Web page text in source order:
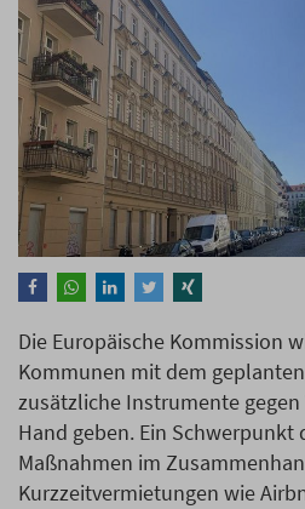
Die Europäische Kommission
Kommunen mit dem
zusätzliche Instrumente
Hand geben. Ein Schwerpunkt
Maßnahmen im
Kurzzeitvermietungen wie